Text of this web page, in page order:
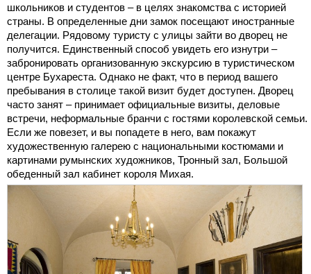
школьников и студентов – в целях знакомства с историей
страны. В определенные дни замок посещают иностранные
делегации. Рядовому туристу с улицы зайти во дворец не
получится. Единственный способ увидеть его изнутри –
забронировать организованную экскурсию в туристическом
центре Бухареста. Однако не факт, что в период вашего
пребывания в столице такой визит будет доступен. Дворец
часто занят – принимает официальные визиты, деловые
встречи, неформальные бранчи с гостями королевской семьи.
Если же повезет, и вы попадете в него, вам покажут
художественную галерею с национальными костюмами и
картинами румынских художников, Тронный зал, Большой
обеденный зал кабинет короля Михая.